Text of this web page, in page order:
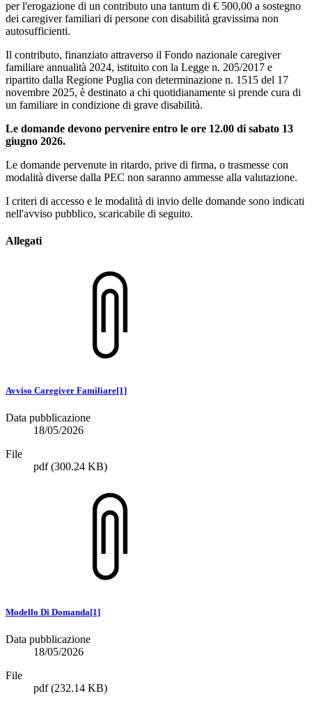
per l'erogazione di un contributo una tantum di € 500,00 a sostegno
dei caregiver familiari di persone con disabilità gravissima non
autosufficienti.
Il contributo, finanziato attraverso il Fondo nazionale caregiver
familiare annualità 2024, istituito con la Legge n. 205/2017 e
ripartito dalla Regione Puglia con determinazione n. 1515 del 17
novembre 2025, è destinato a chi quotidianamente si prende cura di
un familiare in condizione di grave disabilità.
Le domande devono pervenire entro le ore 12.00 di sabato 13
giugno 2026.
Le domande pervenute in ritardo, prive di firma, o trasmesse con
modalità diverse dalla PEC non saranno ammesse alla valutazione.
I criteri di accesso e le modalità di invio delle domande sono indicati
nell'avviso pubblico, scaricabile di seguito.
Allegati
Avviso Caregiver Familiare[1]
Data pubblicazione
18/05/2026
File
pdf(300.24 KB)
Modello Di Domanda[1]
Data pubblicazione
18/05/2026
File
pdf(232.14 KB)